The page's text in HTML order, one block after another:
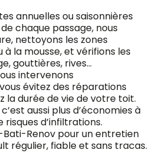
annuelles ou saisonnières
chaque passage, nous
nettoyons les zones
à la mousse, et vérifions les
gouttières, rives…
intervenons
évitez des réparations
la durée de vie de votre toit.
aussi plus d’économies à
d’infiltrations.
Renov pour un entretien
régulier, fiable et sans tracas.